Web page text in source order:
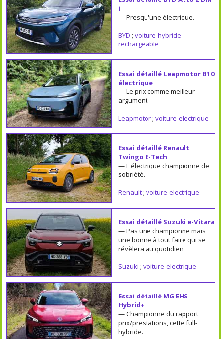
i
— Presqu'une électrique.
BYD ; voiture-hybride-
rechargeable
Essai détaillé Leapmotor B10
électrique
— Le prix comme meilleur
argument.
Leapmotor; voiture-electrique
Essai détaillé Renault
Twingo E-Tech
— L'électrique championne de
sobriété.
Renault; voiture-electrique
Essai détaillé Suzuki e-Vitara
— Pas une championne mais
une bonne à tout faire qui se
révèlera au quotidien.
Suzuki ; voiture-electrique
Essai détaillé MG EHS
Hybrid+
— Championne du rapport
prix/prestations, cette full-
hybride.